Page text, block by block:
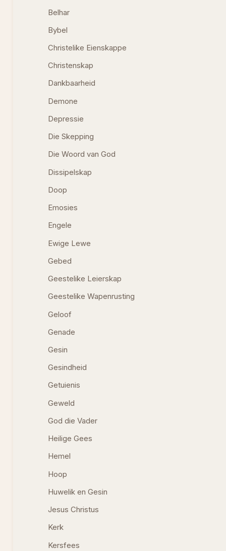
Belhar
Bybel
Christelike Eienskappe
Christenskap
Dankbaarheid
Demone
Depressie
Die Skepping
Die Woord van God
Dissipelskap
Doop
Emosies
Engele
Ewige Lewe
Gebed
Geestelike Leierskap
Geestelike Wapenrusting
Geloof
Genade
Gesin
Gesindheid
Getuienis
Geweld
God die Vader
Heilige Gees
Hemel
Hoop
Huwelik en Gesin
Jesus Christus
Kerk
Kersfees